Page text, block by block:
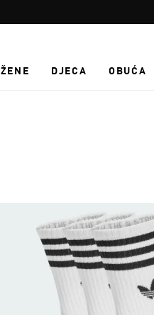
ŽENE DJECA OBUĆA